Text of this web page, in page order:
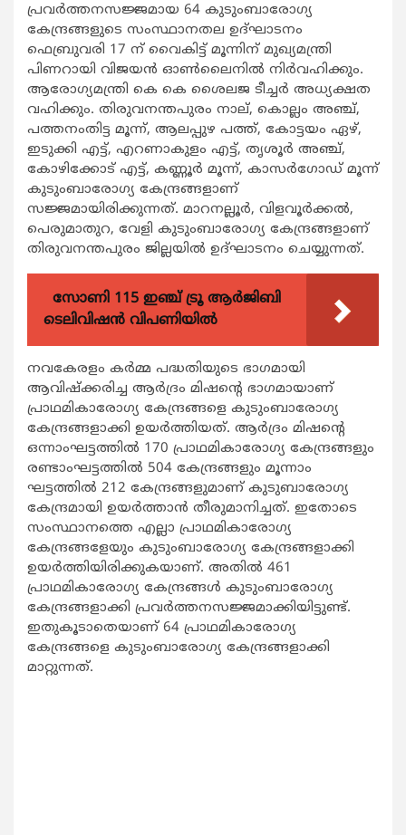
പ്രവര്‍ത്തനസജ്ജമായ 64 കുടുംബാരോഗ്യ
കേന്ദ്രങ്ങളുടെ സംസ്ഥാനതല ഉദ്ഘാടനം
ഫെബ്രുവരി 17 ന് വൈകിട്ട് മൂന്നിന് മുഖ്യമന്ത്രി
പിണറായി വിജയന്‍ ഓണ്‍ലൈനില്‍ നിര്‍വഹിക്കും.
ആരോഗ്യമന്ത്രി കെ കെ ശൈലജ ടീച്ചര്‍ അധ്യക്ഷത
വഹിക്കും. തിരുവനന്തപുരം നാല്, കൊല്ലം അഞ്ച്,
പത്തനംതിട്ട മൂന്ന്, ആലപ്പുഴ പത്ത്, കോട്ടയം ഏഴ്,
ഇടുക്കി എട്ട്, എറണാകുളം എട്ട്, തൃശൂര്‍ അഞ്ച്,
കോഴിക്കോട് എട്ട്, കണ്ണൂര്‍ മൂന്ന്, കാസര്‍ഗോഡ് മൂന്ന്
കുടുംബാരോഗ്യ കേന്ദ്രങ്ങളാണ്
സജ്ജമായിരിക്കുന്നത്. മാറനല്ലൂര്‍, വിളവൂര്‍ക്കല്‍,
പെരുമാതുറ, വേളി കുടുംബാരോഗ്യ കേന്ദ്രങ്ങളാണ്
തിരുവനന്തപുരം ജില്ലയില്‍ ഉദ്ഘാടനം ചെയ്യുന്നത്.
സോണി 115 ഇഞ്ച് ട്രൂ ആർജിബി
ടെലിവിഷൻ വിപണിയിൽ
നവകേരളം കര്‍മ്മ പദ്ധതിയുടെ ഭാഗമായി
ആവിഷ്ക്കരിച്ച ആര്‍ദ്രം മിഷന്‍റെ ഭാഗമായാണ്
പ്രാഥമികാരോഗ്യ കേന്ദ്രങ്ങളെ കുടുംബാരോഗ്യ
കേന്ദ്രങ്ങളാക്കി ഉയര്‍ത്തിയത്. ആര്‍ദ്രം മിഷന്‍റെ
ഒന്നാംഘട്ടത്തില്‍ 170 പ്രാഥമികാരോഗ്യ കേന്ദ്രങ്ങളും
രണ്ടാംഘട്ടത്തില്‍ 504 കേന്ദ്രങ്ങളും മൂന്നാം
ഘട്ടത്തില്‍ 212 കേന്ദ്രങ്ങളുമാണ് കുടുബാരോഗ്യ
കേന്ദ്രമായി ഉയര്‍ത്താന്‍ തീരുമാനിച്ചത്. ഇതോടെ
സംസ്ഥാനത്തെ എല്ലാ പ്രാഥമികാരോഗ്യ
കേന്ദ്രങ്ങളേയും കുടുംബാരോഗ്യ കേന്ദ്രങ്ങളാക്കി
ഉയര്‍ത്തിയിരിക്കുകയാണ്. അതില്‍ 461
പ്രാഥമികാരോഗ്യ കേന്ദ്രങ്ങള്‍ കുടുംബാരോഗ്യ
കേന്ദ്രങ്ങളാക്കി പ്രവര്‍ത്തനസജ്ജമാക്കിയിട്ടുണ്ട്.
ഇതുകൂടാതെയാണ് 64 പ്രാഥമികാരോഗ്യ
കേന്ദ്രങ്ങളെ കുടുംബാരോഗ്യ കേന്ദ്രങ്ങളാക്കി
മാറ്റുന്നത്.